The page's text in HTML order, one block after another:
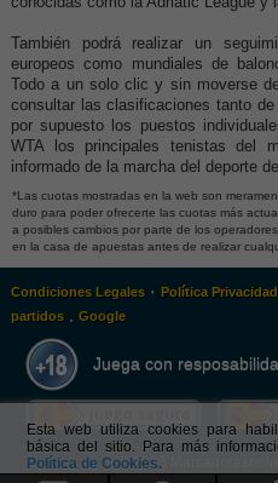
También podrá realizar un
europeos como mundiales de
Todo a un solo clic y sin moverse
consultar las clasificaciones tanto
por supuesto los puestos
WTA los principales tenistas del
informado de la marcha del deporte
*Las cuotas mostradas en la web son
duro para poder ofrecerte las cuotas más
a posibles cambios por parte de los
en la casa de apuestas antes de realizar
Condiciones Legales· Política Privacidad
partidos. Google
Juega con
© 2026
Esta web utiliza cookies para
básica del sitio. Para más
Política de Cookies.